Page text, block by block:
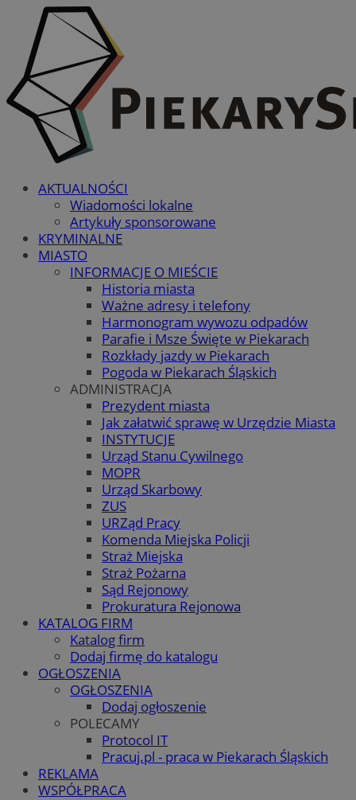
AKTUALNOŚCI
Wiadomości lokalne
Artykuły sponsorowane
KRYMINALNE
MIASTO
INFORMACJE O MIEŚCIE
Historia miasta
Ważne adresy i telefony
Harmonogram wywozu odpadów
Parafie i Msze Święte w Piekarach
Rozkłady jazdy w Piekarach
Pogoda w Piekarach Śląskich
ADMINISTRACJA
Prezydent miasta
Jak załatwić sprawę w Urzędzie Miasta
INSTYTUCJE
Urząd Stanu Cywilnego
MOPR
Urząd Skarbowy
ZUS
URZąd Pracy
Komenda Miejska Policji
Straż Miejska
Straż Pożarna
Sąd Rejonowy
Prokuratura Rejonowa
KATALOG FIRM
Katalog firm
Dodaj firmę do katalogu
OGŁOSZENIA
OGŁOSZENIA
Dodaj ogłoszenie
POLECAMY
Protocol IT
Pracuj.pl - praca w Piekarach Śląskich
REKLAMA
WSPÓŁPRACA